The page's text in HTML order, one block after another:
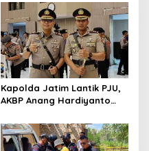
Kapolda Jatim Lantik PJU,
AKBP Anang Hardiyanto